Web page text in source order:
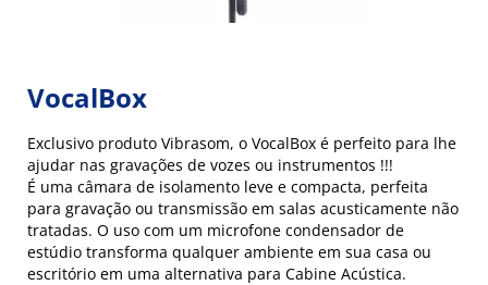
VocalBox
Exclusivo produto Vibrasom, o VocalBox é perfeito para lhe
ajudar nas gravações de vozes ou instrumentos !!!
É uma câmara de isolamento leve e compacta, perfeita
para gravação ou transmissão em salas acusticamente não
tratadas. O uso com um microfone condensador de
estúdio transforma qualquer ambiente em sua casa ou
escritório em uma alternativa para Cabine Acústica.